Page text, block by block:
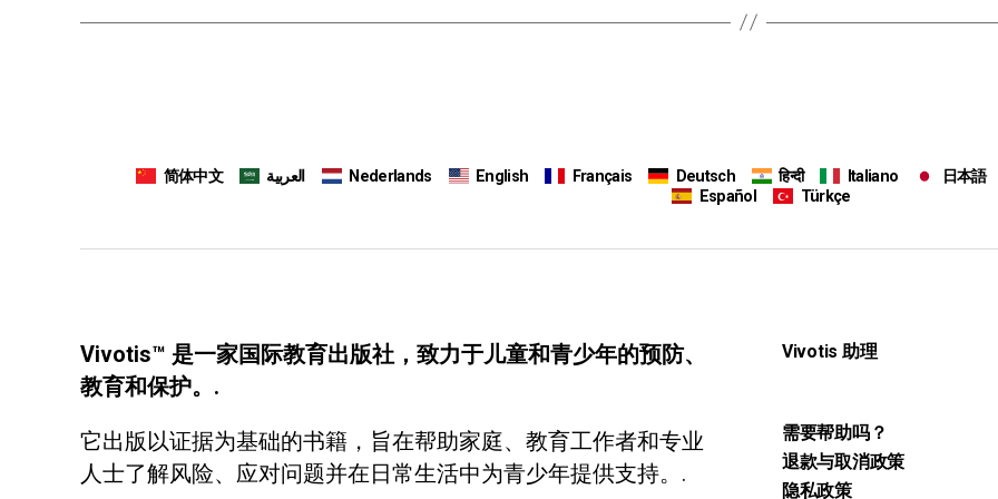
简体中文 العربية Nederlands English Français Deutsch हिन्दी Italiano 日本語
Español
Türkçe
Vivotis™ 是一家国际教育出版社，致力于儿童和青少年的预防、
教育和保护。.
它出版以证据为基础的书籍，旨在帮助家庭、教育工作者和专业
人士了解风险、应对问题并在日常生活中为青少年提供支持。.
Vivotis 助理
需要帮助吗？
退款与取消政策
隐私政策